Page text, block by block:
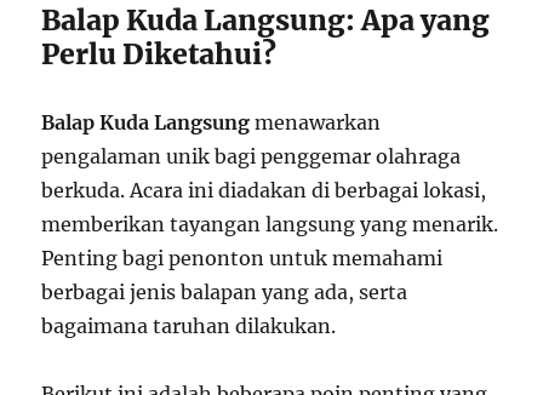
Balap Kuda Langsung: Apa yang
Perlu Diketahui?
Balap Kuda Langsung menawarkan
pengalaman unik bagi penggemar olahraga
berkuda. Acara ini diadakan di berbagai lokasi,
memberikan tayangan langsung yang menarik.
Penting bagi penonton untuk memahami
berbagai jenis balapan yang ada, serta
bagaimana taruhan dilakukan.